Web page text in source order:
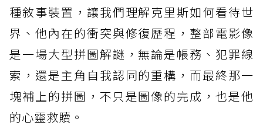
種敘事裝置，讓我們理解克里斯如何看待世
界、他內在的衝突與修復歷程，整部電影像
是一場大型拼圖解謎，無論是帳務、犯罪線
索，還是主角自我認同的重構，而最終那一
塊補上的拼圖，不只是圖像的完成，也是他
的心靈救贖。